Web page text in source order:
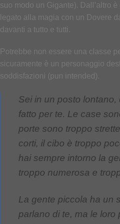
suo modo un Gigante). Dall’altro
legato alla magia con un Dovere
davanti a tutto e tutti.
Potrebbe non essere una classe
sicuramente è un personaggio
soddisfazioni (pun intended).
Sei in un posto
fatto per te. Le case
porte sono troppo
corti, il cibo è troppo
hai sempre intorno la
troppo numerosa e
La gente piccola ha un
parlano di te, ma le loro